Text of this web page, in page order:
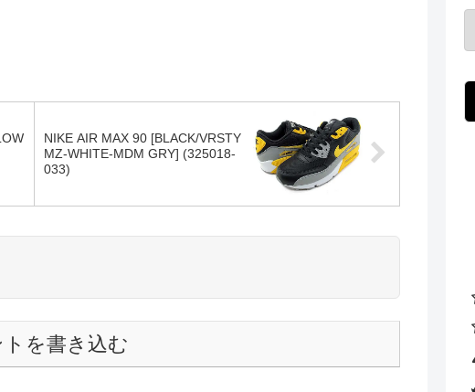
NIKE AIR MAX 90 [BLACK/VRSTY
MZ-WHITE-MDM GRY] (325018-
033)
トを書き込む